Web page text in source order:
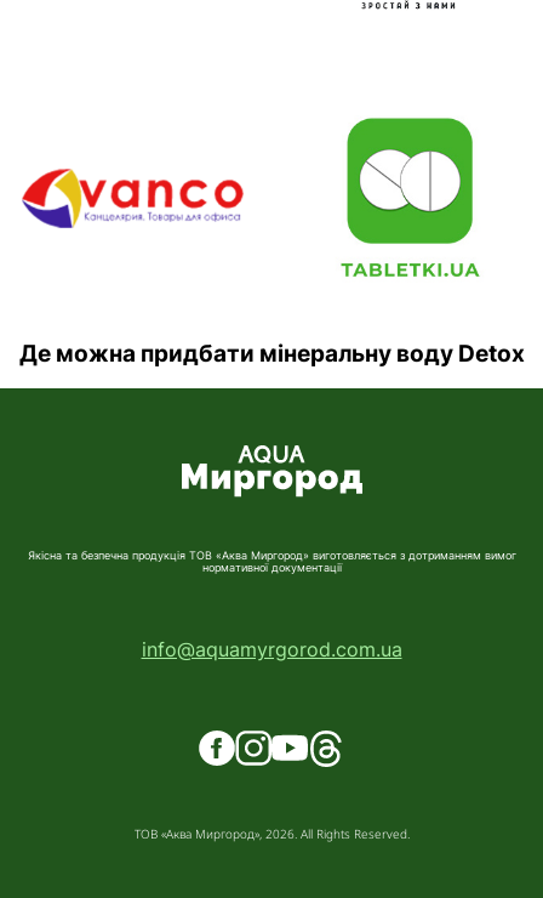
Де можна придбати мінеральну воду Detox
ТОВ «Аква Миргород», 2026. All Rights Reserved.
Якісна та безпечна продукція ТОВ «Аква Миргород» виготовляється з дотриманням вимог
нормативної документації
info@aquamyrgorod.com.ua